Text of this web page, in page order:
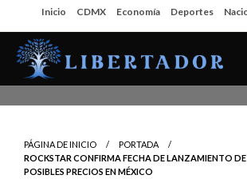
al
contenido
Inicio CDMX Economía Deportes
PÁGINA DE INICIO
PORTADA
ROCKSTAR CONFIRMA FECHA DE LANZAMIENTO DE
POSIBLES PRECIOS EN MÉXICO